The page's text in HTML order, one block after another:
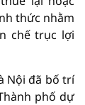
thức nhằm
chế trục lợi
Nội đã bố trí
phố dự